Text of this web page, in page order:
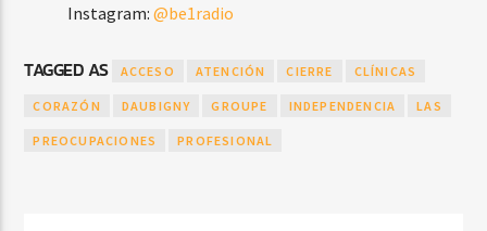
Instagram:@be1radio
TAGGED AS ACCESO ATENCIÓN CIERRE CLÍNICAS
CORAZÓN DAUBIGNY GROUPE INDEPENDENCIA LAS
PREOCUPACIONES PROFESIONAL